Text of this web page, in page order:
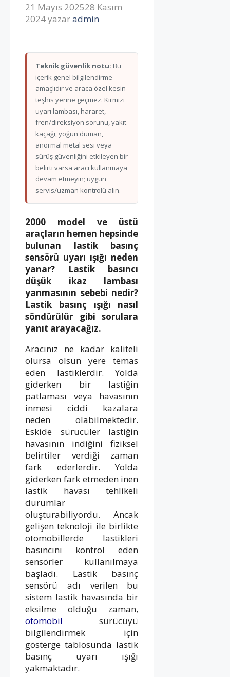
21 Mayıs 202528 Kasım
2024yazaradmin
Teknik güvenlik notu: Bu
içerik genel bilgilendirme
amaçlıdır ve araca özel kesin
teşhis yerine geçmez. Kırmızı
uyarı lambası, hararet,
fren/direksiyon sorunu, yakıt
kaçağı, yoğun duman,
anormal metal sesi veya
sürüş güvenliğini etkileyen bir
belirti varsa aracı kullanmaya
devam etmeyin; uygun
servis/uzman kontrolü alın.
2000 model ve üstü
araçların hemen hepsinde
bulunan lastik basınç
sensörü uyarı ışığı neden
yanar? Lastik basıncı
düşük ikaz lambası
yanmasının sebebi nedir?
Lastik basınç ışığı nasıl
söndürülür gibi sorulara
yanıt arayacağız.
Aracınız ne kadar kaliteli
olursa olsun yere temas
eden lastiklerdir. Yolda
giderken bir lastiğin
patlaması veya havasının
inmesi ciddi kazalara
neden olabilmektedir.
Eskide sürücüler lastiğin
havasının indiğini fiziksel
belirtiler verdiği zaman
fark ederlerdir. Yolda
giderken fark etmeden inen
lastik havası tehlikeli
durumlar
oluşturabiliyordu. Ancak
gelişen teknoloji ile birlikte
otomobillerde lastikleri
basıncını kontrol eden
sensörler kullanılmaya
başladı. Lastik basınç
sensörü adı verilen bu
sistem lastik havasında bir
eksilme olduğu zaman,
otomobil sürücüyü
bilgilendirmek için
gösterge tablosunda lastik
basınç uyarı ışığı
yakmaktadır.